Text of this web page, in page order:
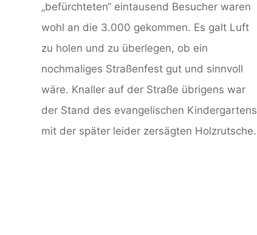
„befürchteten“ eintausend Besucher waren
wohl an die 3.000 gekommen. Es galt Luft
zu holen und zu überlegen, ob ein
nochmaliges Straßenfest gut und sinnvoll
wäre. Knaller auf der Straße übrigens war
der Stand des evangelischen Kindergartens
mit der später leider zersägten Holzrutsche.